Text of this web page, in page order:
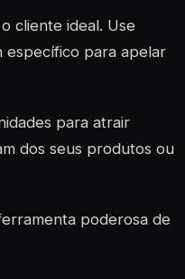
cliente ideal. Use
específico para apelar
para atrair
dos seus produtos ou
poderosa de